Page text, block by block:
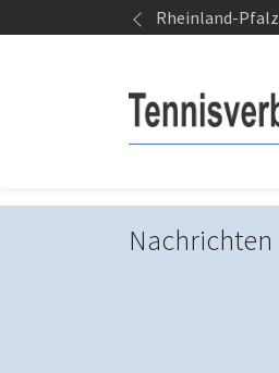
Springe zum SeiteninhaltRheinland-Pfalz
Nachrichten